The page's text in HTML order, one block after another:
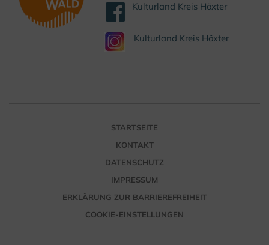
Kulturland Kreis Höxter
Kulturland Kreis Höxter
STARTSEITE
KONTAKT
DATENSCHUTZ
IMPRESSUM
ERKLÄRUNG ZUR BARRIEREFREIHEIT
COOKIE-EINSTELLUNGEN